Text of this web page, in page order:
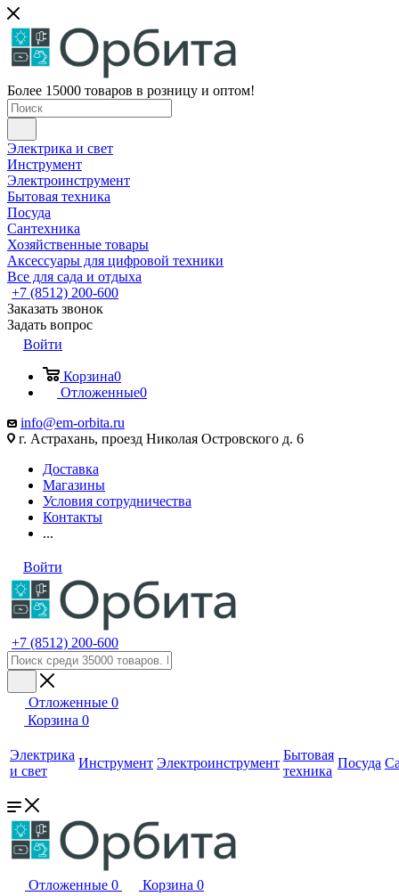
Более 15000 товаров в розницу и оптом!
Электрика и свет
Инструмент
Электроинструмент
Бытовая техника
Посуда
Сантехника
Хозяйственные товары
Аксессуары для цифровой техники
Все для сада и отдыха
+7 (8512) 200-600
Заказать звонок
Задать вопрос
Войти
Корзина0
Отложенные0
info@em-orbita.ru
г. Астрахань, проезд Николая Островского д. 6
Доставка
Магазины
Условия сотрудничества
Контакты
...
Войти
+7 (8512) 200-600
Отложенные 0
Корзина 0
Электрика
и свет
Инструмент Электроинструмент
Бытовая
техника
Посуда
Отложенные 0 Корзина 0